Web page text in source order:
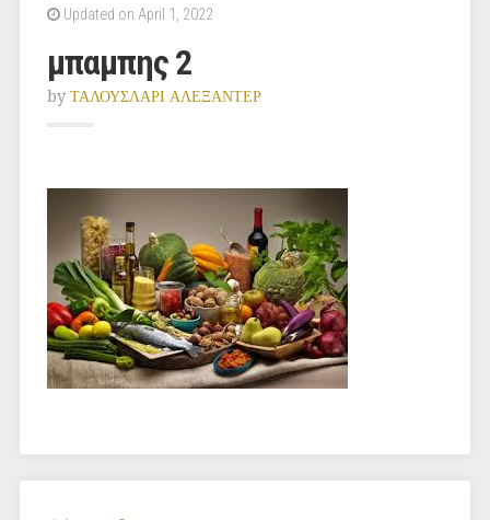
Updated on April 1, 2022
μπαμπης 2
by ΤΑΛΟΥΣΛΑΡΙ ΑΛΕΞΑΝΤΕΡ